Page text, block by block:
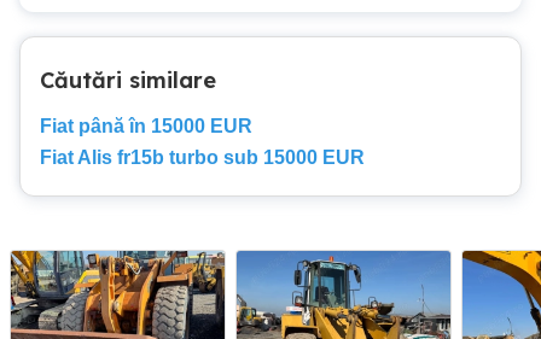
Căutări similare
Fiat până în 15000 EUR
Fiat Alis fr15b turbo sub 15000 EUR